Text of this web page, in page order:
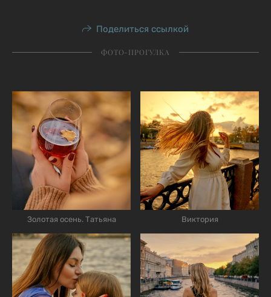
Поделиться ссылкой
ФОТО-ПРОГУЛКА
Золотая осень. Татьяна Виктория